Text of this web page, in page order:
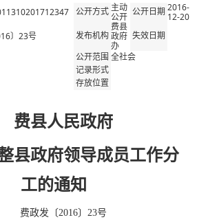
公开方式主动
公开 公开日期2016-
12-20
〕23号 发布机构
费县
政府
办
失效日期
公开范围全社会
记录形式
存放位置
费县人民政府
县政府领导成员工作分
工的通知
费政发〔2016〕23号